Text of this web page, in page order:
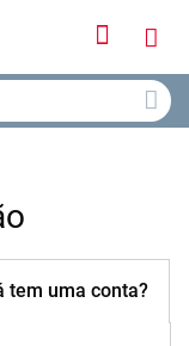
Iniciar
Meu
tem uma conta?